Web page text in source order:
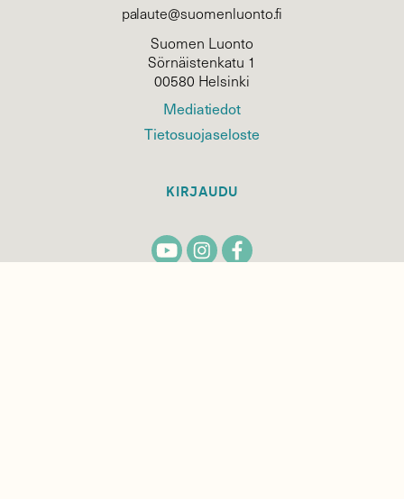
palaute@suomenluonto.fi
Suomen Luonto
Sörnäistenkatu 1
00580 Helsinki
Mediatiedot
Tietosuojaseloste
KIRJAUDU